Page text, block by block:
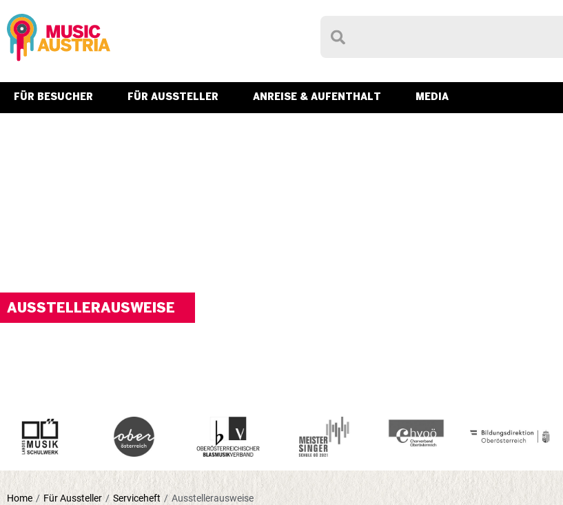
FÜR BESUCHER FÜR AUSSTELLER ANREISE & AUFENTHALT MEDIA
AUSSTELLERAUSWEISE
Home / Für Aussteller / Serviceheft / Ausstellerausweise